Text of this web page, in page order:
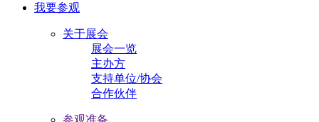
我要参观
关于展会
展会一览
主办方
支持单位/协会
合作伙伴
参观准备